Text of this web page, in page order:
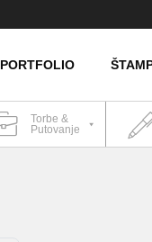
PORTFOLIO
Torbe &
Putovanje